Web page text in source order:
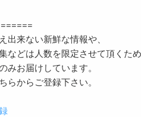
出来ない新鮮な情報や、
などは人数を限定させて頂くため
みお届けしています。
らからご登録下さい。